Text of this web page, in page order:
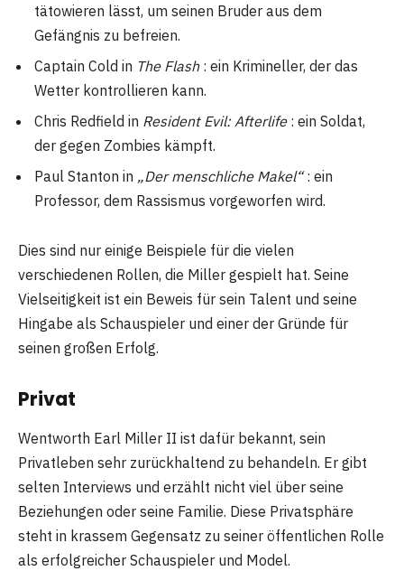
tätowieren lässt, um seinen Bruder aus dem
Gefängnis zu befreien.
Captain Cold in The Flash: ein Krimineller, der das
Wetter kontrollieren kann.
Chris Redfield in Resident Evil: Afterlife: ein Soldat,
der gegen Zombies kämpft.
Paul Stanton in „Der menschliche Makel“: ein
Professor, dem Rassismus vorgeworfen wird.
Dies sind nur einige Beispiele für die vielen
verschiedenen Rollen, die Miller gespielt hat. Seine
Vielseitigkeit ist ein Beweis für sein Talent und seine
Hingabe als Schauspieler und einer der Gründe für
seinen großen Erfolg.
Privat
Wentworth Earl Miller II ist dafür bekannt, sein
Privatleben sehr zurückhaltend zu behandeln. Er gibt
selten Interviews und erzählt nicht viel über seine
Beziehungen oder seine Familie. Diese Privatsphäre
steht in krassem Gegensatz zu seiner öffentlichen Rolle
als erfolgreicher Schauspieler und Model.